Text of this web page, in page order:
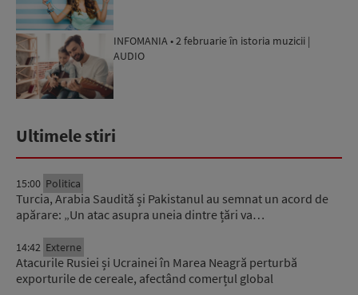
INFOMANIA • 2 februarie în istoria muzicii |
AUDIO
Ultimele stiri
15:00 Politica
Turcia, Arabia Saudită și Pakistanul au semnat un acord de
apărare: „Un atac asupra uneia dintre țări va…
14:42 Externe
Atacurile Rusiei și Ucrainei în Marea Neagră perturbă
exporturile de cereale, afectând comerțul global